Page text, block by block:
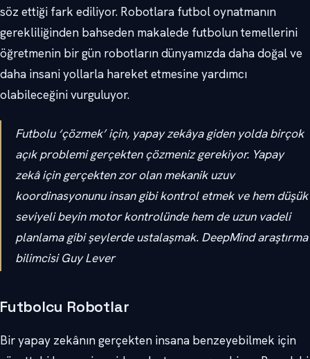
söz ettiği fark ediliyor. Robotlara futbol oynatmanın
gerekliliğinden bahseden makalede futbolun temellerini
öğretmenin bir gün robotların dünyamızda daha doğal ve
daha insani yollarla hareket etmesine yardımcı
olabileceğini vurguluyor.
Futbolu ‘çözmek’ için, yapay zekâya giden yolda birçok
açık problemi gerçekten çözmeniz gerekiyor. Yapay
zekâ için gerçekten zor olan mekanik uzuv
koordinasyonunu insan gibi kontrol etmek ve hem düşük
seviyeli beyin motor kontrolünde hem de uzun vadeli
planlama gibi şeylerde ustalaşmak. DeepMind araştırma
bilimcisi Guy Lever
Futbolcu Robotlar
Bir yapay zekânın gerçekten insana benzeyebilmek için